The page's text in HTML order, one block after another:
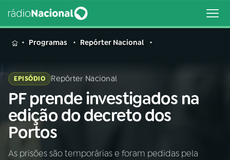
MENU
Buscar
na
Rádio
Nacional
Buscar
AO VIVO
Programas Repórter Nacional
EPISÓDIO Repórter Nacional
PF prende investigados na
edição do decreto dos
Portos
As prisões são temporárias e foram pedidas pela